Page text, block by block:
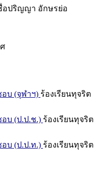
อปริญญา อักษรย่อ
บ (จุฬาฯ) ร้องเรียนทุจริต
บ (ป.ป.ช.) ร้องเรียนทุจริต
บ (ป.ป.ท.) ร้องเรียนทุจริต